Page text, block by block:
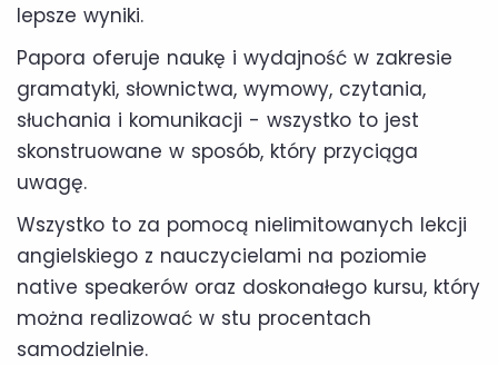
lepsze wyniki.
Papora oferuje naukę i wydajność w zakresie
gramatyki, słownictwa, wymowy, czytania,
słuchania i komunikacji - wszystko to jest
skonstruowane w sposób, który przyciąga
uwagę.
Wszystko to za pomocą nielimitowanych lekcji
angielskiego z nauczycielami na poziomie
native speakerów oraz doskonałego kursu, który
można realizować w stu procentach
samodzielnie.